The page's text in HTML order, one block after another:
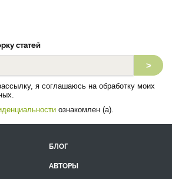
статей
>
я соглашаюсь на обработку моих
ознакомлен (а).
БЛОГ
АВТОРЫ